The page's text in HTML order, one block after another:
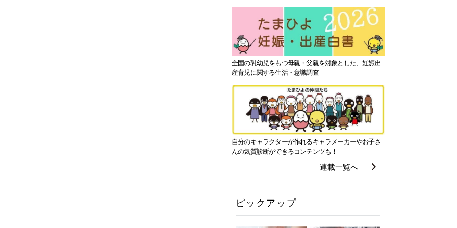
全国の乳幼児をもつ母親・父親を対象とした、妊娠出
産育児に関する生活・意識調査
自分のキャラクターが作れるキャラメーカーやお子さ
んの気質診断ができるコンテンツも！
連載一覧へ
ピックアップ